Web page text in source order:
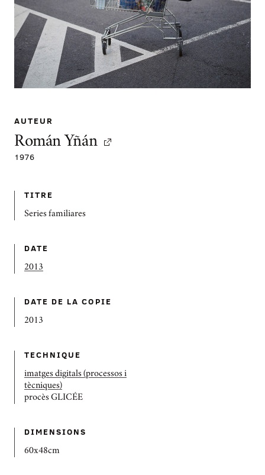
AUTEUR
Román Yñán
1976
TITRE
Series familiares
DATE
2013
DATE DE LA COPIE
2013
TECHNIQUE
imatges digitals (processos i
tècniques)
procès GLICÉE
DIMENSIONS
60x48cm